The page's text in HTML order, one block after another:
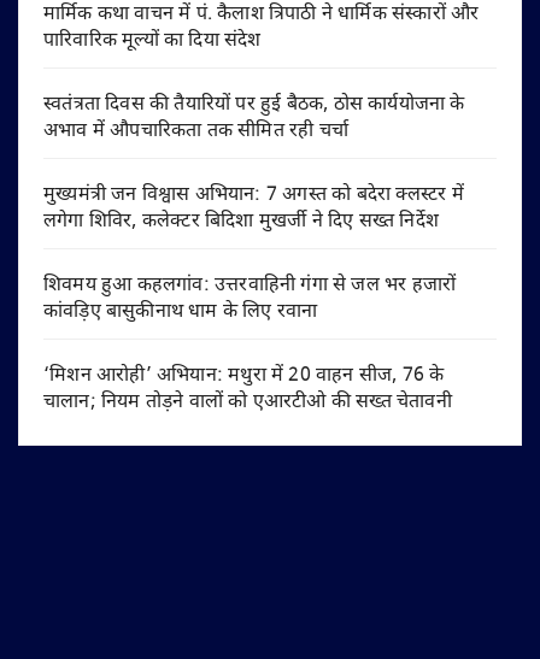
मार्मिक कथा वाचन में पं. कैलाश त्रिपाठी ने धार्मिक संस्कारों और
पारिवारिक मूल्यों का दिया संदेश
स्वतंत्रता दिवस की तैयारियों पर हुई बैठक, ठोस कार्ययोजना के
अभाव में औपचारिकता तक सीमित रही चर्चा
मुख्यमंत्री जन विश्वास अभियान: 7 अगस्त को बदेरा क्लस्टर में
लगेगा शिविर, कलेक्टर बिदिशा मुखर्जी ने दिए सख्त निर्देश
शिवमय हुआ कहलगांव: उत्तरवाहिनी गंगा से जल भर हजारों
कांवड़िए बासुकीनाथ धाम के लिए रवाना
‘मिशन आरोही’ अभियान: मथुरा में 20 वाहन सीज, 76 के
चालान; नियम तोड़ने वालों को एआरटीओ की सख्त चेतावनी